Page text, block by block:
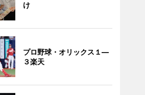
け
プロ野球・オリックス１―
３楽天